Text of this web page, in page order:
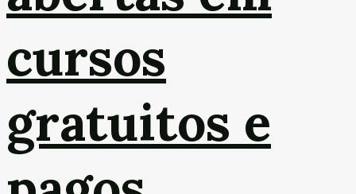
cursos
gratuitos e